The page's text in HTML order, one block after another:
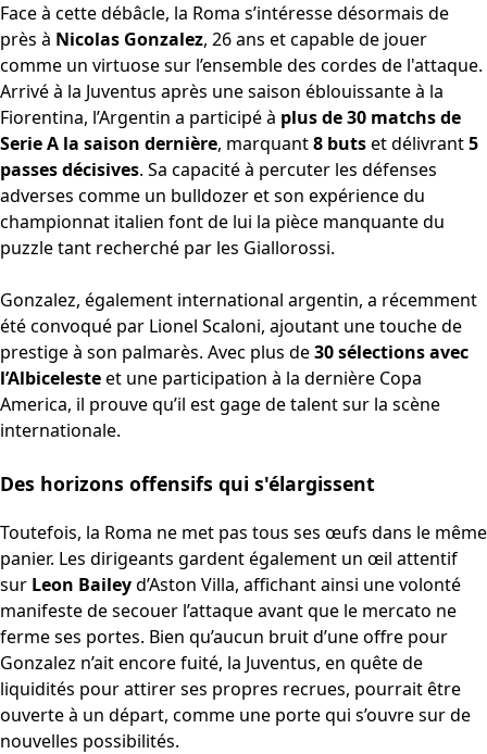
Face à cette débâcle, la Roma s’intéresse désormais de
près à Nicolas Gonzalez, 26 ans et capable de jouer
comme un virtuose sur l’ensemble des cordes de l'attaque.
Arrivé à la Juventus après une saison éblouissante à la
Fiorentina, l’Argentin a participé à plus de 30 matchs de
Serie A la saison dernière, marquant8 butset délivrant5
passes décisives. Sa capacité à percuter les défenses
adverses comme un bulldozer et son expérience du
championnat italien font de lui la pièce manquante du
puzzle tant recherché par les Giallorossi.
Gonzalez, également international argentin, a récemment
été convoqué par Lionel Scaloni, ajoutant une touche de
prestige à son palmarès. Avec plus de30 sélections avec
l’Albicelesteet une participation à la dernière Copa
America, il prouve qu’il est gage de talent sur la scène
internationale.
Des horizons offensifs qui s'élargissent
Toutefois, la Roma ne met pas tous ses œufs dans le même
panier. Les dirigeants gardent également un œil attentif
sur Leon Baileyd’Aston Villa, affichant ainsi une volonté
manifeste de secouer l’attaque avant que le mercato ne
ferme ses portes. Bien qu’aucun bruit d’une offre pour
Gonzalez n’ait encore fuité, la Juventus, en quête de
liquidités pour attirer ses propres recrues, pourrait être
ouverte à un départ, comme une porte qui s’ouvre sur de
nouvelles possibilités.